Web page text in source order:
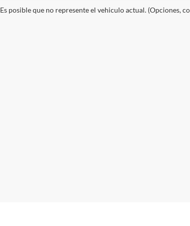
Es posible que no represente el vehiculo actual. (Opciones,